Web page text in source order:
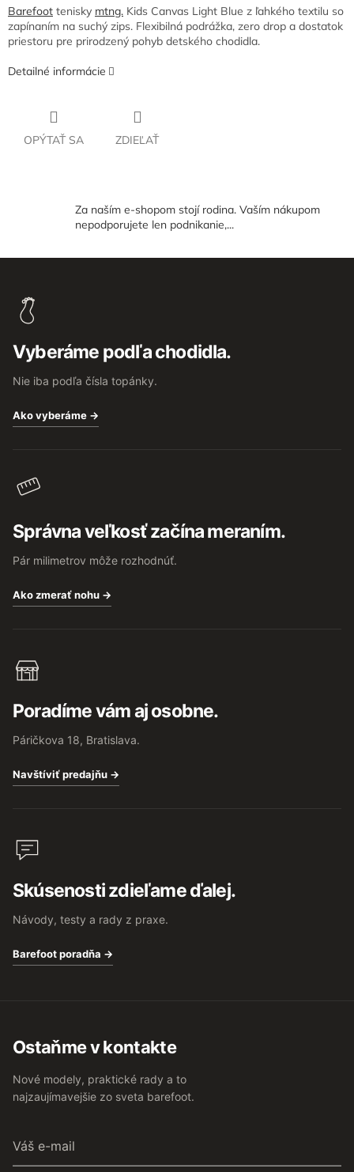
Barefoot tenisky mtng. Kids Canvas Light Blue z ľahkého textilu so
zapínaním na suchý zips. Flexibilná podrážka, zero drop a dostatok
priestoru pre prirodzený pohyb detského chodidla.
Detailné informácie
OPÝTAŤ SA ZDIEĽAŤ
Za naším e-shopom stojí rodina. Vaším nákupom
nepodporujete len podnikanie,...
Vyberáme podľa chodidla.
Nie iba podľa čísla topánky.
Ako vyberáme →
Správna veľkosť začína meraním.
Pár milimetrov môže rozhodnúť.
Ako zmerať nohu →
Poradíme vám aj osobne.
Páričkova 18, Bratislava.
Navštíviť predajňu →
Skúsenosti zdieľame ďalej.
Návody, testy a rady z praxe.
Barefoot poradňa →
Ostaňme v kontakte
Nové modely, praktické rady a to
najzaujímavejšie zo sveta barefoot.
e-
mail